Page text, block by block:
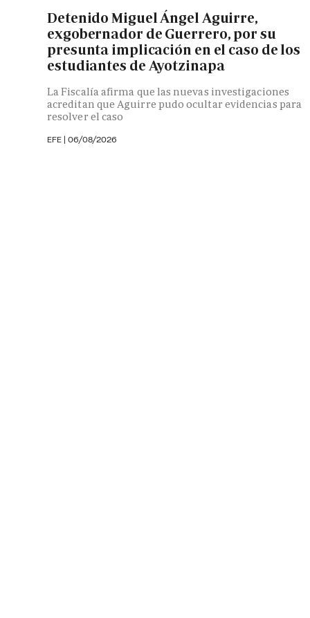
Detenido Miguel Ángel Aguirre,
exgobernador de Guerrero, por su
presunta implicación en el caso de los
estudiantes de Ayotzinapa
La Fiscalía afirma que las nuevas investigaciones
acreditan que Aguirre pudo ocultar evidencias para
resolver el caso
EFE | 06/08/2026